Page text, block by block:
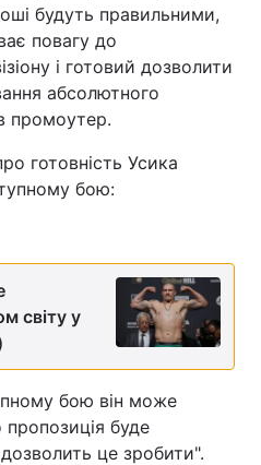
будуть правильними,
повагу до
і готовий дозволити
абсолютного
промоутер.
готовність Усика
бою:
світу у
бою він може
буде
це зробити".